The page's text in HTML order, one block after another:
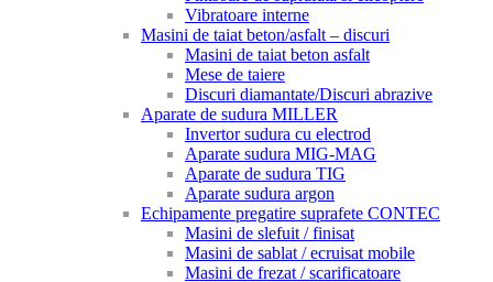
Vibratoare interne
Masini de taiat beton/asfalt – discuri
Masini de taiat beton asfalt
Mese de taiere
Discuri diamantate/Discuri abrazive
Aparate de sudura MILLER
Invertor sudura cu electrod
Aparate sudura MIG-MAG
Aparate de sudura TIG
Aparate sudura argon
Echipamente pregatire suprafete CONTEC
Masini de slefuit / finisat
Masini de sablat / ecruisat mobile
Masini de frezat / scarificatoare